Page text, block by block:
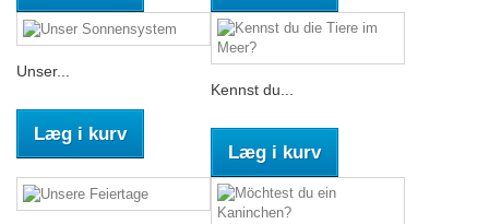
Unser...
Læg i kurv
Kennst du...
Læg i kurv